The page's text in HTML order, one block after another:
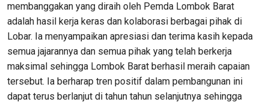
membanggakan yang diraih oleh Pemda Lombok Barat
adalah hasil kerja keras dan kolaborasi berbagai pihak di
Lobar. Ia menyampaikan apresiasi dan terima kasih kepada
semua jajarannya dan semua pihak yang telah berkerja
maksimal sehingga Lombok Barat berhasil meraih capaian
tersebut. Ia berharap tren positif dalam pembangunan ini
dapat terus berlanjut di tahun tahun selanjutnya sehingga